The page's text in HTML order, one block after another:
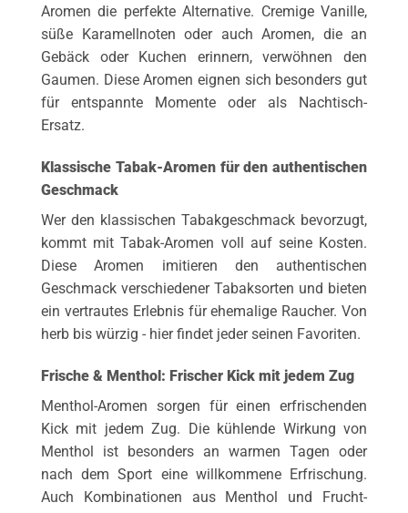
Aromen die perfekte Alternative. Cremige Vanille,
süße Karamellnoten oder auch Aromen, die an
Gebäck oder Kuchen erinnern, verwöhnen den
Gaumen. Diese Aromen eignen sich besonders gut
für entspannte Momente oder als Nachtisch-
Ersatz.
Klassische Tabak-Aromen für den authentischen
Geschmack
Wer den klassischen Tabakgeschmack bevorzugt,
kommt mit Tabak-Aromen voll auf seine Kosten.
Diese Aromen imitieren den authentischen
Geschmack verschiedener Tabaksorten und bieten
ein vertrautes Erlebnis für ehemalige Raucher. Von
herb bis würzig - hier findet jeder seinen Favoriten.
Frische & Menthol: Frischer Kick mit jedem Zug
Menthol-Aromen sorgen für einen erfrischenden
Kick mit jedem Zug. Die kühlende Wirkung von
Menthol ist besonders an warmen Tagen oder
nach dem Sport eine willkommene Erfrischung.
Auch Kombinationen aus Menthol und Frucht-